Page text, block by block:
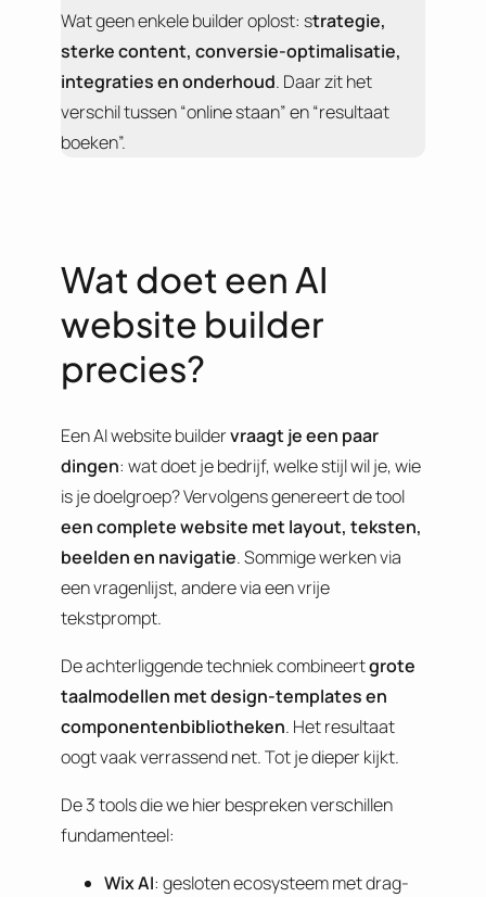
Wat geen enkele builder oplost: strategie,
sterke content, conversie-optimalisatie,
integraties en onderhoud. Daar zit het
verschil tussen “online staan” en “resultaat
boeken”.
Wat doet een AI
website builder
precies?
Een AI website buildervraagt je een paar
dingen: wat doet je bedrijf, welke stijl wil je, wie
is je doelgroep? Vervolgens genereert de tool
een complete website met layout, teksten,
beelden en navigatie. Sommige werken via
een vragenlijst, andere via een vrije
tekstprompt.
De achterliggende techniek combineertgrote
taalmodellen met design-templates en
componentenbibliotheken. Het resultaat
oogt vaak verrassend net. Tot je dieper kijkt.
De 3 tools die we hier bespreken verschillen
fundamenteel:
Wix AI: gesloten ecosysteem met drag-